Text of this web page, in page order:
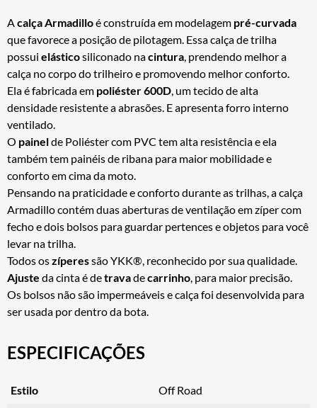
Acalça Armadilloé construída em modelagem pré-curvada
que favorece a posição de pilotagem. Essa calça de trilha
possui elásticosiliconado nacintura, prendendo melhor a
calça no corpo do trilheiro e promovendo melhor conforto.
Ela é fabricada em poliéster 600D, um tecido de alta
densidade resistente a abrasões. E apresenta forro interno
ventilado.
O painelde Poliéster com PVC tem alta resistência e ela
também tem painéis de ribana para maior mobilidade e
conforto em cima da moto.
Pensando na praticidade e conforto durante as trilhas, a calça
Armadillo contém duas aberturas de ventilação em zíper com
fecho e dois bolsos para guardar pertences e objetos para você
levar na trilha.
Todos oszíperessão YKK®, reconhecido por sua qualidade.
Ajuste da cinta é detravadecarrinho, para maior precisão.
Os bolsos não são impermeáveis e calça foi desenvolvida para
ser usada por dentro da bota.
ESPECIFICAÇÕES
Estilo Off Road